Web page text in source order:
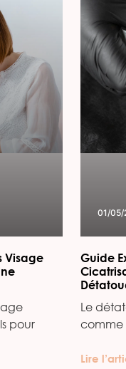
Visage
pour
01/05/
Guide
Le
Lire